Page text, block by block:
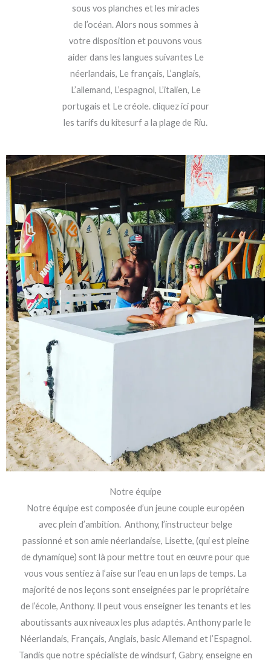
sous vos planches et les miracles
de l’océan. Alors nous sommes à
votre disposition et pouvons vous
aider dans les langues suivantes Le
néerlandais, Le français, L’anglais,
L’allemand, L’espagnol, L’italien, Le
portugais et Le créole. cliquez ici pour
les tarifs du kitesurf a la plage de Riu.
Notre équipe
Notre équipe est composée d’un jeune couple européen
avec plein d’ambition. Anthony, l’instructeur belge
passionné et son amie néerlandaise, Lisette, (qui est pleine
de dynamique) sont là pour mettre tout en œuvre pour que
vous vous sentiez à l’aise sur l’eau en un laps de temps. La
majorité de nos leçons sont enseignées par le propriétaire
de l’école, Anthony. Il peut vous enseigner les tenants et les
aboutissants aux niveaux les plus adaptés. Anthony parle le
Néerlandais, Français, Anglais, basic Allemand et l’Espagnol.
Tandis que notre spécialiste de windsurf, Gabry, enseigne en